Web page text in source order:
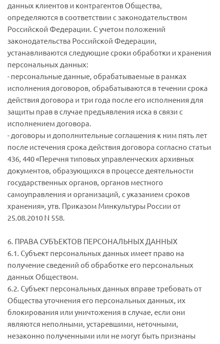
данных клиентов и контрагентов Общества,
определяются в соответствии с законодательством
Российской Федерации. С учетом положений
законодательства Российской Федерации,
устанавливаются следующие сроки обработки и хранения
персональных данных:
- персональные данные, обрабатываемые в рамках
исполнения договоров, обрабатываются в течении срока
действия договора и три года после его исполнения для
защиты прав в случае предъявления иска в связи с
исполнением договора.
- договоры и дополнительные соглашения к ним пять лет
после истечения срока действия договора согласно статьи
436, 440 «Перечня типовых управленческих архивных
документов, образующихся в процессе деятельности
государственных органов, органов местного
самоуправления и организаций, с указанием сроков
хранения», утв. Приказом Минкультуры России от
25.08.2010 N 558.
6. ПРАВА СУБЪЕКТОВ ПЕРСОНАЛЬНЫХ ДАННЫХ
6.1. Субъект персональных данных имеет право на
получение сведений об обработке его персональных
данных Обществом.
6.2. Субъект персональных данных вправе требовать от
Общества уточнения его персональных данных, их
блокирования или уничтожения в случае, если они
являются неполными, устаревшими, неточными,
незаконно полученными или не могут быть признаны